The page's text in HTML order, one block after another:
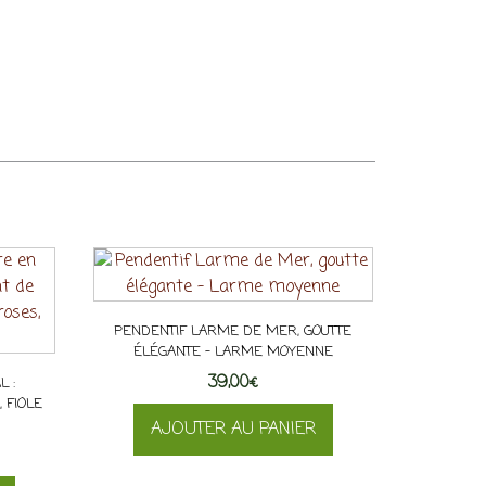
:
FIOLE
PENDENTIF LARME DE MER, GOUTTE
ÉLÉGANTE – LARME MOYENNE
39,00€
AJOUTER AU PANIER